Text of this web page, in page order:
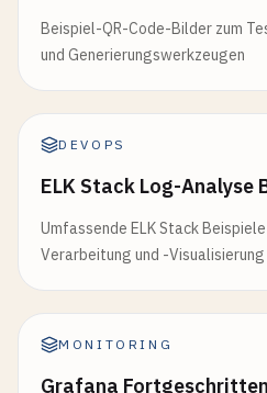
Beispiel-QR-Code-Bilder zum
und Generierungswerkzeugen
DEVOPS
ELK Stack Log-Analyse
Umfassende ELK Stack
Verarbeitung und -
MONITORING
Grafana